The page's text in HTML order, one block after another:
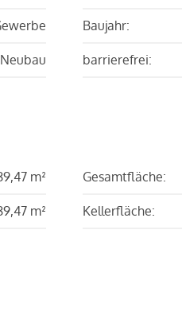
Neubau
Baujahr:
barrierefrei:
m²
m²
Gesamtfläche:
Kellerfläche: